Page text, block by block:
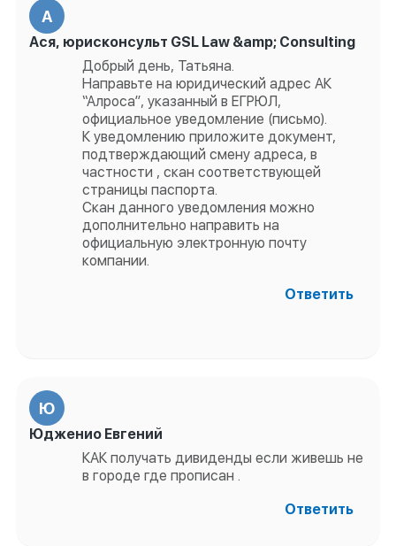
А
Ася, юрисконсульт GSL Law &amp; Consulting
Добрый день, Татьяна.
Направьте на юридический адрес АК
“Алроса”, указанный в ЕГРЮЛ,
официальное уведомление (письмо).
К уведомлению приложите документ,
подтверждающий смену адреса, в
частности , скан соответствующей
страницы паспорта.
Скан данного уведомления можно
дополнительно направить на
официальную электронную почту
компании.
Ответить
Ю
Юдженио Евгений
КАК получать дивиденды если живешь не
в городе где прописан .
Ответить